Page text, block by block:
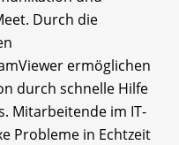
Durch die
ermöglichen
durch schnelle Hilfe
Mitarbeitende im IT-
Probleme in Echtzeit